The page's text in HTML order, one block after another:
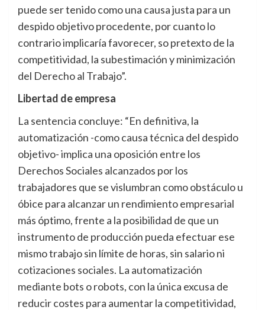
puede ser tenido como una causa justa para un
despido objetivo procedente, por cuanto lo
contrario implicaría favorecer, so pretexto de la
competitividad, la subestimación y minimización
del Derecho al Trabajo”.
Libertad de empresa
La sentencia concluye: “En definitiva, la
automatización -como causa técnica del despido
objetivo- implica una oposición entre los
Derechos Sociales alcanzados por los
trabajadores que se vislumbran como obstáculo u
óbice para alcanzar un rendimiento empresarial
más óptimo, frente a la posibilidad de que un
instrumento de producción pueda efectuar ese
mismo trabajo sin límite de horas, sin salario ni
cotizaciones sociales. La automatización
mediante bots o robots, con la única excusa de
reducir costes para aumentar la competitividad,